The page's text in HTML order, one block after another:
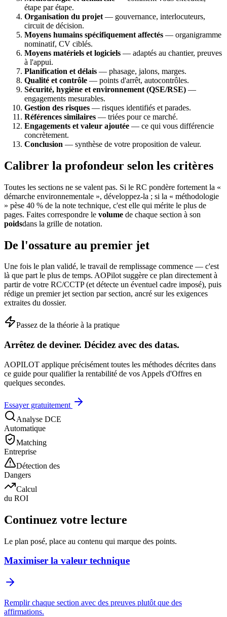
étape par étape.
Organisation du projet — gouvernance, interlocuteurs,
circuit de décision.
Moyens humains spécifiquement affectés — organigramme
nominatif, CV ciblés.
Moyens matériels et logiciels — adaptés au chantier, preuves
à l'appui.
Planification et délais — phasage, jalons, marges.
Qualité et contrôle — points d'arrêt, autocontrôles.
Sécurité, hygiène et environnement (QSE/RSE) —
engagements mesurables.
Gestion des risques — risques identifiés et parades.
Références similaires — triées pour ce marché.
Engagements et valeur ajoutée — ce qui vous différencie
concrètement.
Conclusion — synthèse de votre proposition de valeur.
Calibrer la profondeur selon les critères
Toutes les sections ne se valent pas. Si le RC pondère fortement la «
démarche environnementale », développez-la ; si la « méthodologie
» pèse 40 % de la note technique, c'est elle qui mérite le plus de
pages. Faites correspondre le volume de chaque section à son
poidsdans la grille de notation.
De l'ossature au premier jet
Une fois le plan validé, le travail de remplissage commence — c'est
là que part le plus de temps. AOPilot suggère ce plan directement à
partir de votre RC/CCTP (et détecte un éventuel cadre imposé), puis
rédige un premier jet section par section, ancré sur les exigences
extraites du dossier.
Passez de la théorie à la pratique
Arrêtez de deviner. Décidez avec des datas.
AOPILOT applique précisément toutes les méthodes décrites dans
ce guide pour qualifier la rentabilité de vos Appels d'Offres en
quelques secondes.
Essayer gratuitement
Analyse DCE
Automatique
Matching
Entreprise
Détection des
Dangers
Calcul
du ROI
Continuez votre lecture
Le plan posé, place au contenu qui marque des points.
Maximiser la valeur technique
Remplir chaque section avec des preuves plutôt que des
affirmations.